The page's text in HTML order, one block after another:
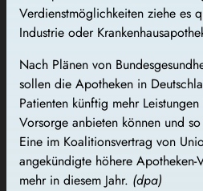
Verdienstmöglichkeiten ziehe es
Industrie oder
Nach Plänen von
sollen die Apotheken in
Patienten künftig mehr
Vorsorge anbieten können und
Eine im Koalitionsvertrag von
angekündigte höhere
mehr in diesem Jahr. (dpa)